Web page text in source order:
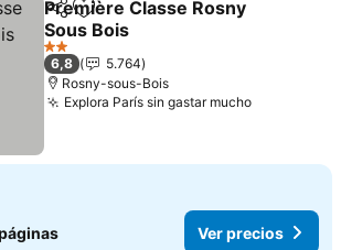
CompartirAgregar a favoritos
Première Classe Rosny
Sous Bois
Ver precios
2 Estrellas
6,8
5.764
Rosny-sous-Bois
Explora París sin gastar muchoVer
Ver precios